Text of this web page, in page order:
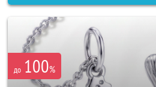
до 100%